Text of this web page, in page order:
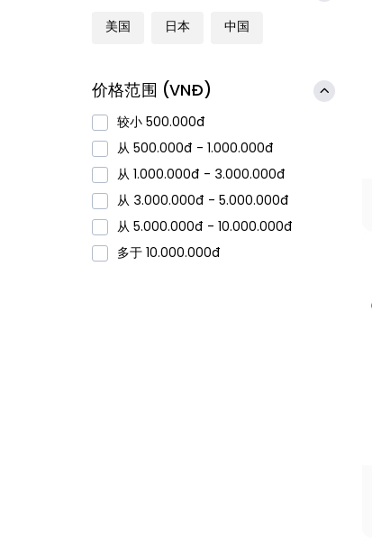
美国 日本 中国
价格范围 (VNĐ)
较小 500.000đ
从 500.000đ - 1.000.000đ
从 1.000.000đ - 3.000.000đ
从 3.000.000đ - 5.000.000đ
从 5.000.000đ - 10.000.000đ
多于 10.000.000đ